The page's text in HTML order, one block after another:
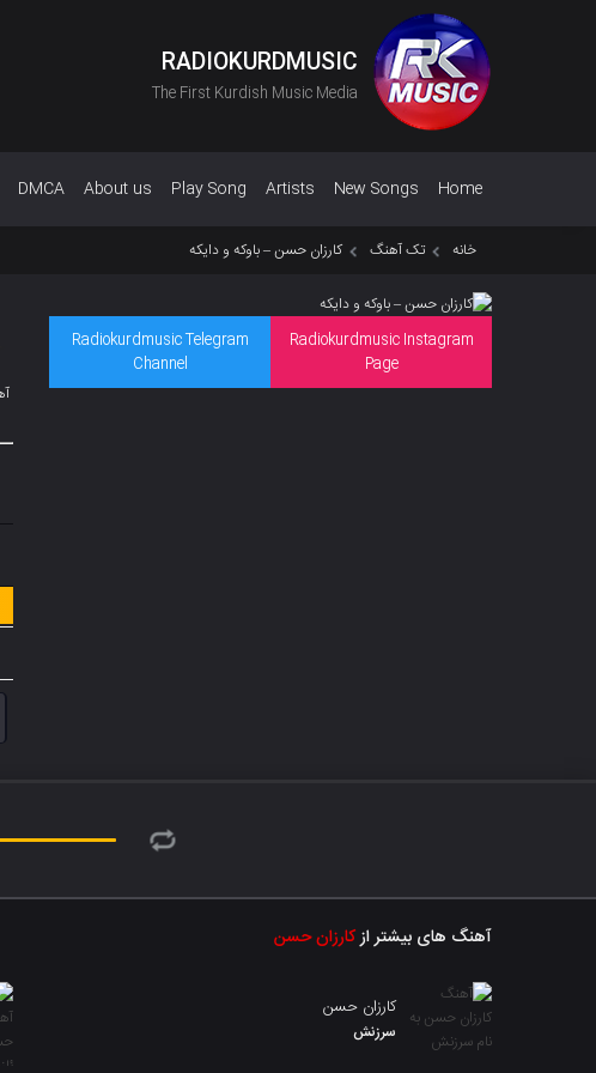
RADIOKURDMUSIC
The First Kurdish Music Media
Home
New Songs
Artists
Play Song
About us
DMCA
خانه تک آهنگ کارزان حسن – باوکه و دایکه
Radiokurdmusic Instagram
Page
Radiokurdmusic Telegram
Channel
آهنگ های بیشتر ازکارزان حسن
کارزان حسن
سرزنش